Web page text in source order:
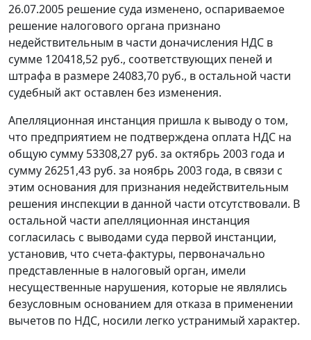
26.07.2005 решение суда изменено, оспариваемое
решение налогового органа признано
недействительным в части доначисления НДС в
сумме 120418,52 руб., соответствующих пеней и
штрафа в размере 24083,70 руб., в остальной части
судебный акт оставлен без изменения.
Апелляционная инстанция пришла к выводу о том,
что предприятием не подтверждена оплата НДС на
общую сумму 53308,27 руб. за октябрь 2003 года и
сумму 26251,43 руб. за ноябрь 2003 года, в связи с
этим основания для признания недействительным
решения инспекции в данной части отсутствовали. В
остальной части апелляционная инстанция
согласилась с выводами суда первой инстанции,
установив, что счета-фактуры, первоначально
представленные в налоговый орган, имели
несущественные нарушения, которые не являлись
безусловным основанием для отказа в применении
вычетов по НДС, носили легко устранимый характер.